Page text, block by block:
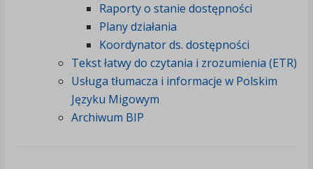
Raporty o stanie dostępności
Plany działania
Koordynator ds. dostępności
Tekst łatwy do czytania i zrozumienia (ETR)
Usługa tłumacza i informacje w Polskim
Języku Migowym
Archiwum BIP